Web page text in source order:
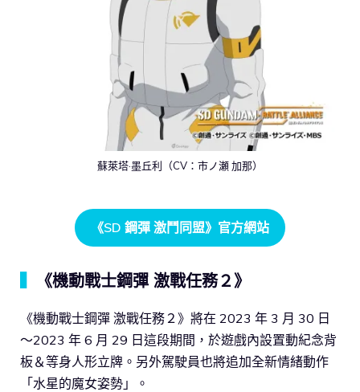
蘇萊塔·墨丘利（CV：市ノ瀬 加那）
《SD 鋼彈 激鬥同盟》官方網站
《機動戰士鋼彈 激戰任務２》
《機動戰士鋼彈 激戰任務２》將在 2023 年 3 月 30 日
～2023 年 6 月 29 日這段期間，於遊戲內設置動紀念背
板＆等身人形立牌。另外駕駛員也將追加全新情緒動作
「水星的魔女姿勢」。